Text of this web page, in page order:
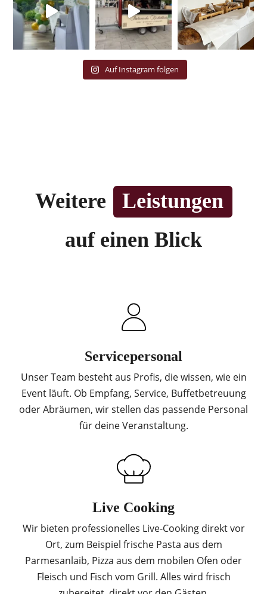
Auf Instagram folgen
Weitere
Leistungen
auf einen Blick
Servicepersonal
Unser Team besteht aus Profis, die wissen, wie ein
Event läuft. Ob Empfang, Service, Buffetbetreuung
oder Abräumen, wir stellen das passende Personal
für deine Veranstaltung.
Live Cooking
Wir bieten professionelles Live-Cooking direkt vor
Ort, zum Beispiel frische Pasta aus dem
Parmesanlaib, Pizza aus dem mobilen Ofen oder
Fleisch und Fisch vom Grill. Alles wird frisch